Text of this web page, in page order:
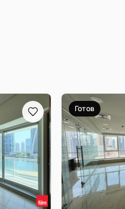
Готов